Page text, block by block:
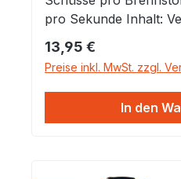
pro Sekunde Inhalt:
Kraftstoffgehalt: 40 g
ml Lagertemperatur: +
Betriebstemperatur: -
Regulärer Preis:
13,95 €
Preise inkl. MwSt. zzgl.
In den